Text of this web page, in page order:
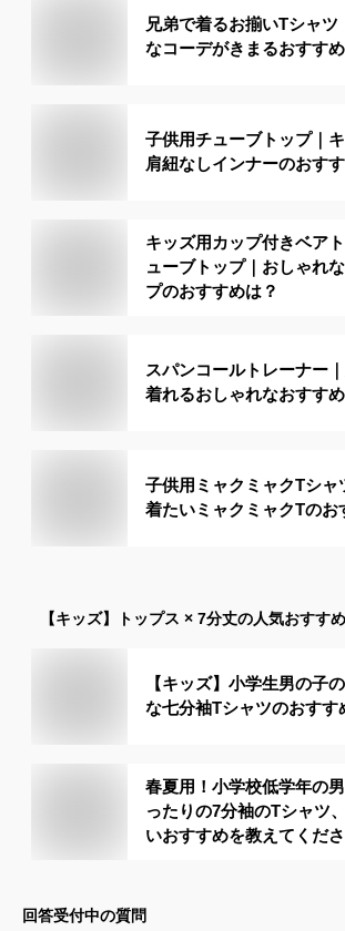
兄弟で着るお揃いTシャツ
なコーデがきまるおすす
子供用チューブトップ｜
肩紐なしインナーのおす
キッズ用カップ付きベア
ューブトップ｜おしゃれ
プのおすすめは？
スパンコールトレーナー
着れるおしゃれなおすす
子供用ミャクミャクTシャ
着たいミャクミャクTのお
【キッズ】 トップス × 7分丈の人気おすす
【キッズ】小学生男の子
な七分袖Tシャツのおすす
春夏用！小学校低学年の
ったりの7分袖のTシャツ
いおすすめを教えてくださ
回答受付中の質問